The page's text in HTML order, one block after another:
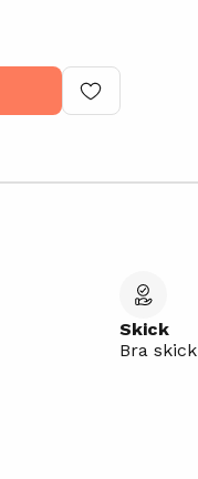
då jag var tvungen)
Skick
Bra skick